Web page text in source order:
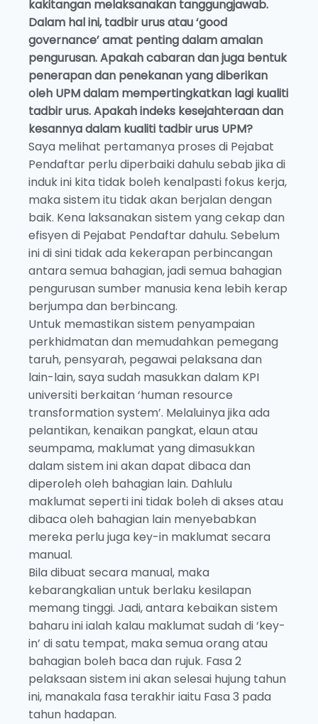
kakitangan melaksanakan tanggungjawab.
Dalam hal ini, tadbir urus atau ‘good
governance’ amat penting dalam amalan
pengurusan. Apakah cabaran dan juga bentuk
penerapan dan penekanan yang diberikan
oleh UPM dalam mempertingkatkan lagi kualiti
tadbir urus. Apakah indeks kesejahteraan dan
kesannya dalam kualiti tadbir urus UPM?
Saya melihat pertamanya proses di Pejabat
Pendaftar perlu diperbaiki dahulu sebab jika di
induk ini kita tidak boleh kenalpasti fokus kerja,
maka sistem itu tidak akan berjalan dengan
baik. Kena laksanakan sistem yang cekap dan
efisyen di Pejabat Pendaftar dahulu. Sebelum
ini di sini tidak ada kekerapan perbincangan
antara semua bahagian, jadi semua bahagian
pengurusan sumber manusia kena lebih kerap
berjumpa dan berbincang.
Untuk memastikan sistem penyampaian
perkhidmatan dan memudahkan pemegang
taruh, pensyarah, pegawai pelaksana dan
lain-lain, saya sudah masukkan dalam KPI
universiti berkaitan ‘human resource
transformation system’. Melaluinya jika ada
pelantikan, kenaikan pangkat, elaun atau
seumpama, maklumat yang dimasukkan
dalam sistem ini akan dapat dibaca dan
diperoleh oleh bahagian lain. Dahlulu
maklumat seperti ini tidak boleh di akses atau
dibaca oleh bahagian lain menyebabkan
mereka perlu juga key-in maklumat secara
manual.
Bila dibuat secara manual, maka
kebarangkalian untuk berlaku kesilapan
memang tinggi. Jadi, antara kebaikan sistem
baharu ini ialah kalau maklumat sudah di ‘key-
in’ di satu tempat, maka semua orang atau
bahagian boleh baca dan rujuk. Fasa 2
pelaksaan sistem ini akan selesai hujung tahun
ini, manakala fasa terakhir iaitu Fasa 3 pada
tahun hadapan.